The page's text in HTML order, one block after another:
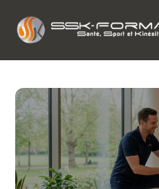
content